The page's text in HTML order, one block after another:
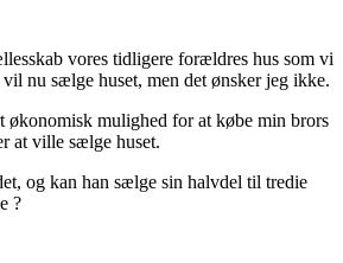
vores tidligere forældres hus som vi
nu sælge huset, men det ønsker jeg ikke.
økonomisk mulighed for at købe min brors
at ville sælge huset.
og kan han sælge sin halvdel til tredie
?